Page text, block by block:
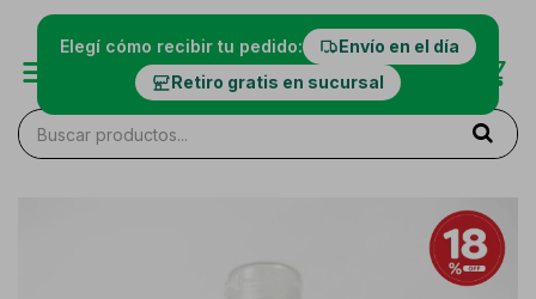
Elegí cómo recibir tu pedido:
Envío en el día
Retiro gratis en sucursal